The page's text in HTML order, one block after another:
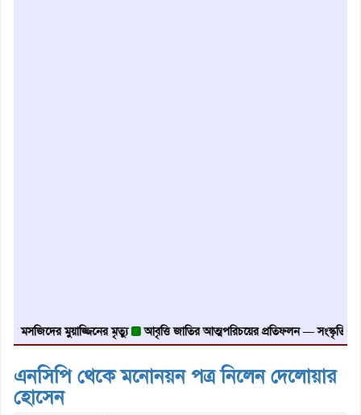
মুয়াজ্জিনের মৃত্যু আবৃত্তি জাতির আত্মপরিচয়ের প্রতিফলন — সংস্কৃতি মন্ত্রী
এনসিপি থেকে মনোনয়ন পত্র নিলেন দেলোয়ার
হোসেন